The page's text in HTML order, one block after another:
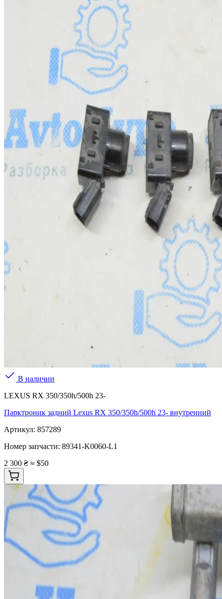
В наличии
LEXUS RX 350/350h/500h 23-
Парктроник задний Lexus RX 350/350h/500h 23- внутренний
Артикул: 857289
Номер запчасти: 89341-K0060-L1
2 300 ₴ ≈ $50